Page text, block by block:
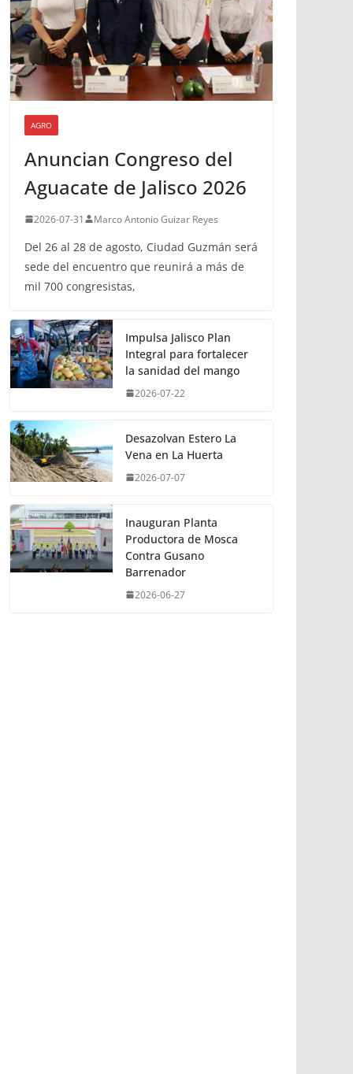
AGRO
Anuncian Congreso del
Aguacate de Jalisco 2026
2026-07-31 Marco Antonio Guizar Reyes
Del 26 al 28 de agosto, Ciudad Guzmán será
sede del encuentro que reunirá a más de
mil 700 congresistas,
Impulsa Jalisco Plan
Integral para fortalecer
la sanidad del mango
2026-07-22
Desazolvan Estero La
Vena en La Huerta
2026-07-07
Inauguran Planta
Productora de Mosca
Contra Gusano
Barrenador
2026-06-27